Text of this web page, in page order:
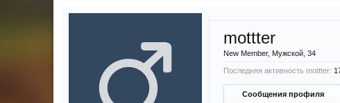
mottter
New Member, Мужской, 34
Последняя активность mottter:
Сообщения профиля